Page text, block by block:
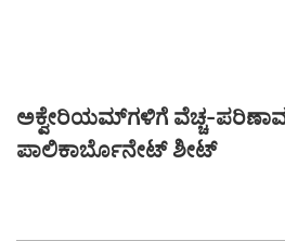
ಅಕ್ವೇರಿಯಮ್‌ಗಳಿಗೆ ವೆಚ್ಚ-
ಪಾಲಿಕಾರ್ಬೊನೇಟ್ ಶೀಟ್